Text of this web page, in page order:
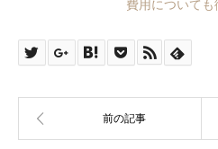
費用についても